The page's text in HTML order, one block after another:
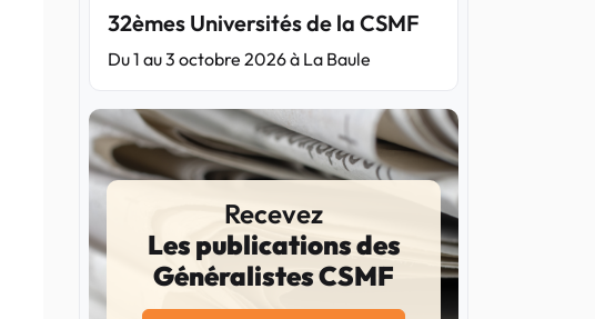
32èmes Universités de la CSMF
Du 1 au 3 octobre 2026 à La Baule
Recevez
Les publications des
Généralistes CSMF